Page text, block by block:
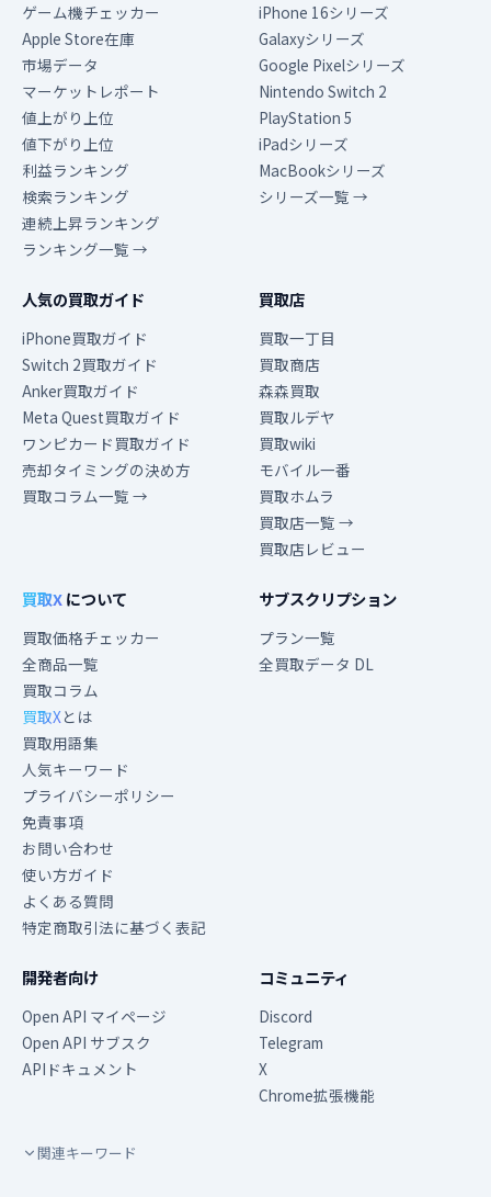
ゲーム機チェッカー
Apple Store在庫
市場データ
マーケットレポート
値上がり上位
値下がり上位
利益ランキング
検索ランキング
連続上昇ランキング
ランキング一覧 →
iPhone 16シリーズ
Galaxyシリーズ
Google Pixelシリーズ
Nintendo Switch 2
PlayStation 5
iPadシリーズ
MacBookシリーズ
シリーズ一覧 →
人気の買取ガイド
iPhone買取ガイド
Switch 2買取ガイド
Anker買取ガイド
Meta Quest買取ガイド
ワンピカード買取ガイド
売却タイミングの決め方
買取コラム一覧 →
買取店
買取一丁目
買取商店
森森買取
買取ルデヤ
買取wiki
モバイル一番
買取ホムラ
買取店一覧 →
買取店レビュー
買取Xについて
買取価格チェッカー
全商品一覧
買取コラム
買取Xとは
買取用語集
人気キーワード
プライバシーポリシー
免責事項
お問い合わせ
使い方ガイド
よくある質問
特定商取引法に基づく表記
サブスクリプション
プラン一覧
全買取データ DL
開発者向け
Open API マイページ
Open API サブスク
APIドキュメント
コミュニティ
Discord
Telegram
X
Chrome拡張機能
関連キーワード